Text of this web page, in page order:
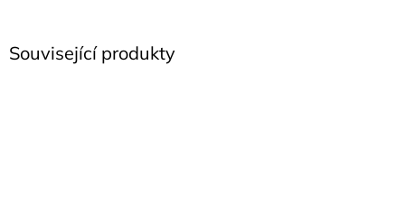
Související produkty